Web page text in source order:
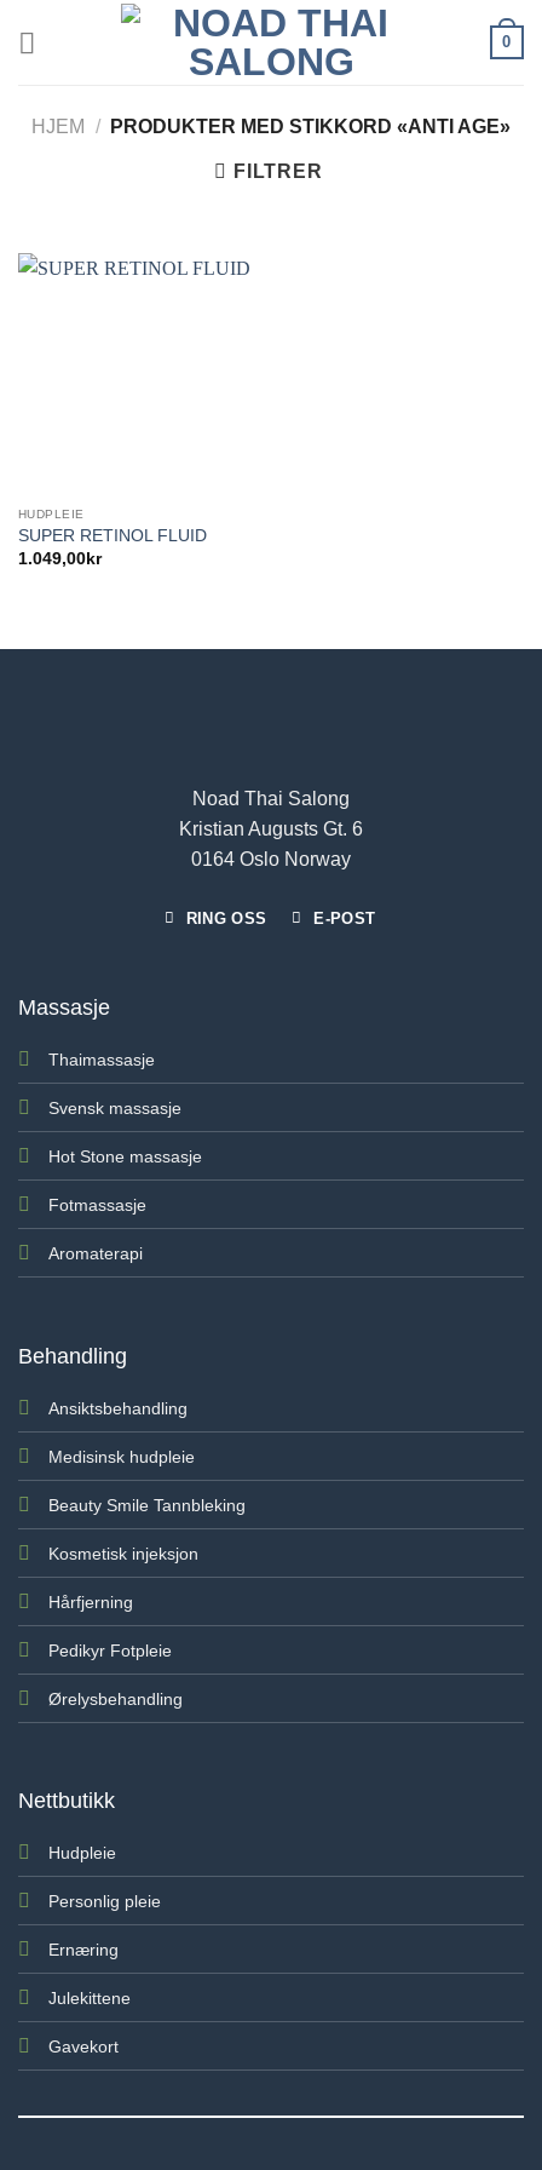
0
HJEM / PRODUKTER MED STIKKORD «ANTI AGE»
FILTRER
HUDPLEIE
SUPER RETINOL FLUID
1.049,00kr
Noad Thai Salong
Kristian Augusts Gt. 6
0164 Oslo Norway
RING OSS E-POST
Massasje
Thaimassasje
Svensk massasje
Hot Stone massasje
Fotmassasje
Aromaterapi
Behandling
Ansiktsbehandling
Medisinsk hudpleie
Beauty Smile Tannbleking
Kosmetisk injeksjon
Hårfjerning
Pedikyr Fotpleie
Ørelysbehandling
Nettbutikk
Hudpleie
Personlig pleie
Ernæring
Julekittene
Gavekort